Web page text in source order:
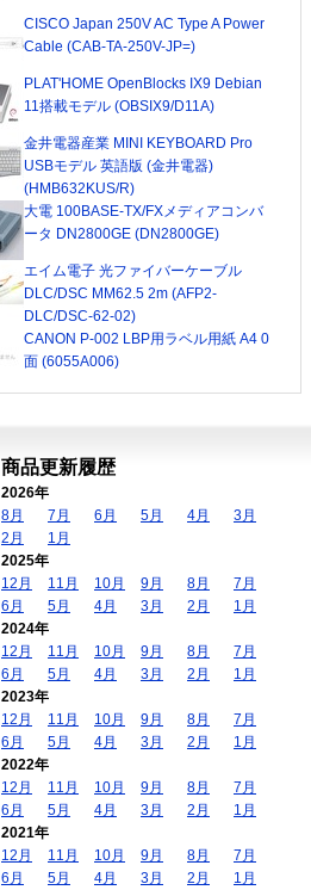
CISCO Japan 250V AC Type A Power
Cable (CAB-TA-250V-JP=)
PLAT'HOME OpenBlocks IX9 Debian
11搭載モデル (OBSIX9/D11A)
金井電器産業 MINI KEYBOARD Pro
USBモデル 英語版 (金井電器)
(HMB632KUS/R)
大電 100BASE-TX/FXメディアコンバ
ータ DN2800GE (DN2800GE)
エイム電子 光ファイバーケーブル
DLC/DSC MM62.5 2m (AFP2-
DLC/DSC-62-02)
CANON P-002 LBP用ラベル用紙 A4 0
面 (6055A006)
商品更新履歴
2026年
8月
7月 6月 5月 4月
3月
2月
1月
2025年
12月
11月 10月 9月 8月
7月
6月
5月 4月 3月 2月
1月
2024年
12月
11月 10月 9月 8月
7月
6月
5月 4月 3月 2月
1月
2023年
12月
11月 10月 9月 8月
7月
6月
5月 4月 3月 2月
1月
2022年
12月
11月 10月 9月 8月
7月
6月
5月 4月 3月 2月
1月
2021年
12月
11月 10月 9月 8月
7月
6月
5月 4月 3月 2月
1月